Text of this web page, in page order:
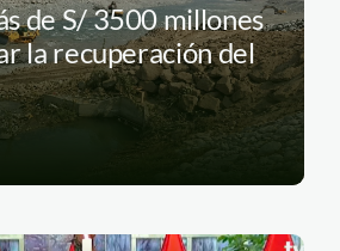
de S/ 3500 millones
la recuperación del